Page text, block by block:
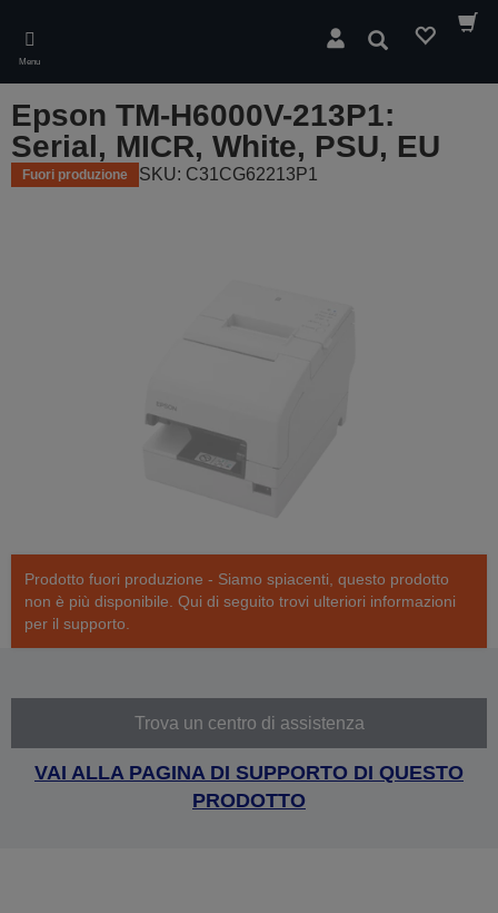
main
content
Menu
Cerca
Epson TM-H6000V-213P1:
Serial, MICR, White, PSU, EU
Fuori produzione SKU: C31CG62213P1
Prodotto fuori produzione - Siamo spiacenti, questo prodotto
non è più disponibile. Qui di seguito trovi ulteriori informazioni
per il supporto.
Trova un centro di assistenza
VAI ALLA PAGINA DI SUPPORTO DI QUESTO
PRODOTTO